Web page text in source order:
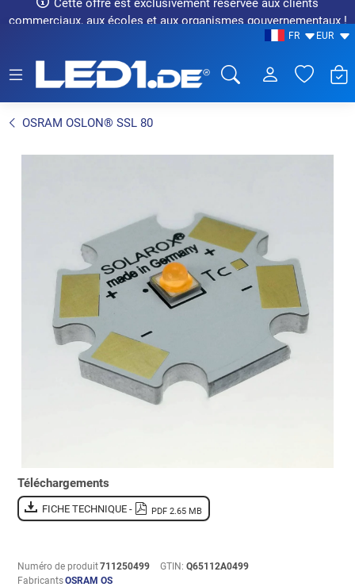
Cette offre est exclusivement réservée aux clients
commerciaux, aux écoles et aux organismes gouvernementaux !
FR EUR
OSRAM OSLON® SSL 80
Téléchargements
FICHE TECHNIQUE - PDF 2.65 MB
Numéro de produit711250499 GTIN: Q65112A0499
FabricantsOSRAM OS